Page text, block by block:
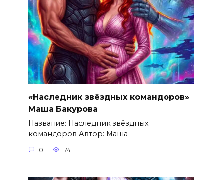
«Наследник звёздных командоров»
Маша Бакурова
Название: Наследник звёздных
командоров Автор: Маша
0 74